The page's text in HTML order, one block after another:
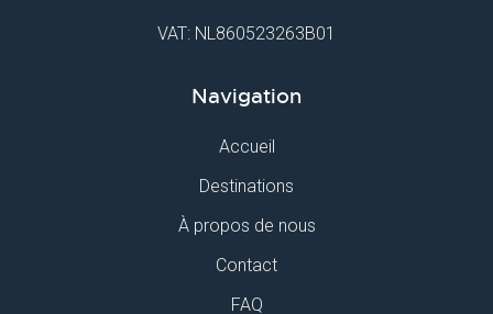
VAT: NL860523263B01
Navigation
Accueil
Destinations
À propos de nous
Contact
FAQ